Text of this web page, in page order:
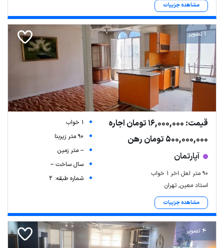
مشاهده جزییات
1 تصویر
قیمت: 16,000,000 تومان اجاره
500,000,000 تومان رهن
آپارتمان
۹۰ متر لعل اخر ۱ خواب
استاد معین, تهران
مشاهده جزییات
1 خواب
90 متر زیربنا
-- متر زمین
سال ساخت --
شماره طبقه: 2
4 تصویر